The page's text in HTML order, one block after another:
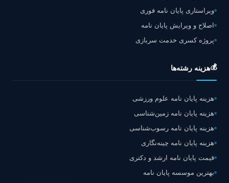
ویراستاری پایان نامه فوری
اصلاح و ویرایش پایان نامه
پروژه کسری خدمت سربازی
💰هزینه رشته‌ها
هزینه پایان نامه علوم ورزشی
هزینه پایان نامه زمین‌شناسی
هزینه پایان نامه رسوب‌شناسی
هزینه پایان نامه چینه‌نگاری
قیمت پایان نامه ارشد و دکتری
بهترین موسسه پایان نامه